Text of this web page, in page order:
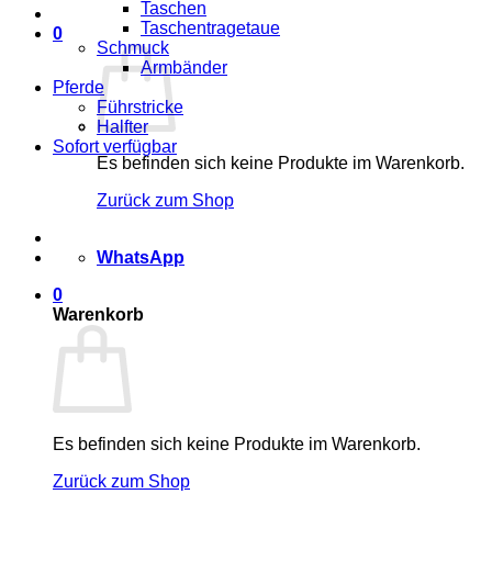
0
Es befinden sich keine Produkte im Warenkorb.
Zurück zum Shop
WhatsApp
0
Warenkorb
Es befinden sich keine Produkte im Warenkorb.
Zurück zum Shop
Taschen
Taschentragetaue
Schmuck
Armbänder
Pferde
Führstricke
Halfter
Sofort verfügbar